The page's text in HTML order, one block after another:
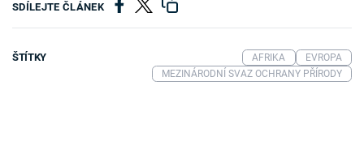
SDÍLEJTE ČLÁNEK
ŠTÍTKY AFRIKA
EVROPA
MEZINÁRODNÍ SVAZ OCHRANY PŘÍRODY